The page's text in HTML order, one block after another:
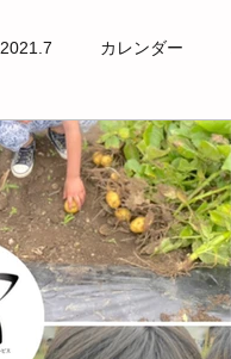
2021.7 カレンダー